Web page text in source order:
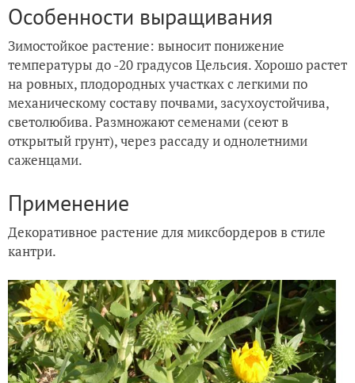
Особенности выращивания
Зимостойкое растение: выносит понижение
температуры до -20 градусов Цельсия. Хорошо растет
на ровных, плодородных участках с легкими по
механическому составу почвами, засухоустойчива,
светолюбива. Размножают семенами (сеют в
открытый грунт), через рассаду и однолетними
саженцами.
Применение
Декоративное растение для миксбордеров в стиле
кантри.